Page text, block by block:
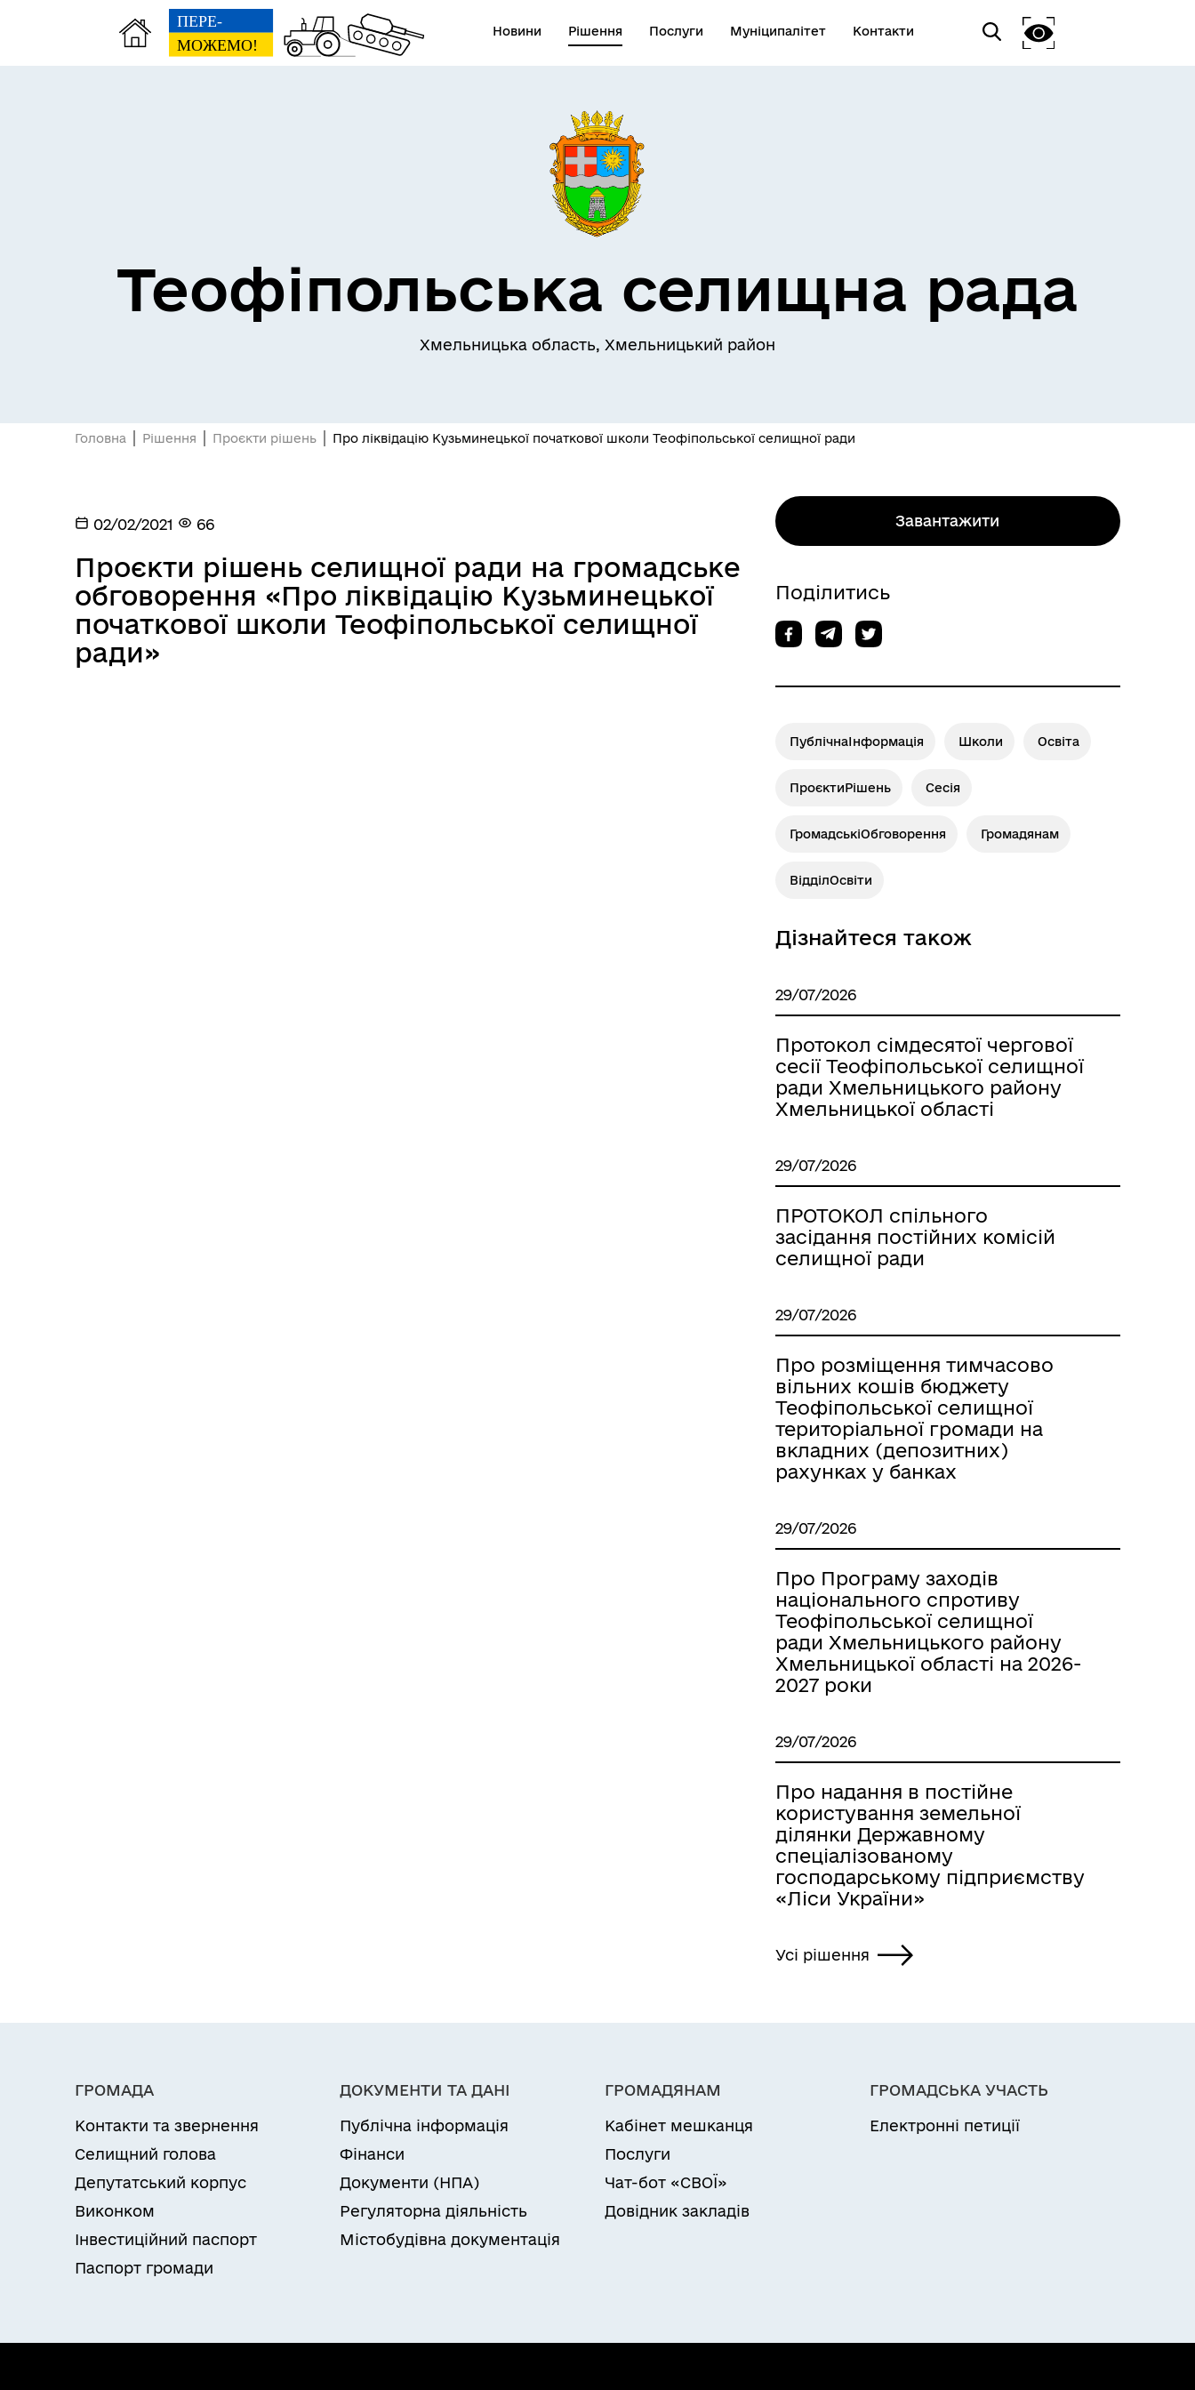
Новини Рішення Послуги Муніципалітет Контакти
Теофіпольська селищна рада
Хмельницька область, Хмельницький район
Головна Рішення Проєкти рішень Про ліквідацію Кузьминецької початкової школи Теофіпольської селищної ради
02/02/2021 66
Проєкти рішень селищної ради на громадське
обговорення «Про ліквідацію Кузьминецької
початкової школи Теофіпольської селищної
ради»
Завантажити
Поділитись
ПублічнаІнформація Школи Освіта
ПроєктиРішень Сесія
ГромадськіОбговорення Громадянам
ВідділОсвіти
Дізнайтеся також
29/07/2026
Протокол сімдесятої чергової
сесії Теофіпольської селищної
ради Хмельницького району
Хмельницької області
29/07/2026
ПРОТОКОЛ спільного
засідання постійних комісій
селищної ради
29/07/2026
Про розміщення тимчасово
вільних кошів бюджету
Теофіпольської селищної
територіальної громади на
вкладних (депозитних)
рахунках у банках
29/07/2026
Про Програму заходів
національного спротиву
Теофіпольської селищної
ради Хмельницького району
Хмельницької області на 2026-
2027 роки
29/07/2026
Про надання в постійне
користування земельної
ділянки Державному
спеціалізованому
господарському підприємству
«Ліси України»
Усі рішення
ГРОМАДА
Контакти та звернення
Селищний голова
Депутатський корпус
Виконком
Інвестиційний паспорт
Паспорт громади
ДОКУМЕНТИ ТА ДАНІ
Публічна інформація
Фінанси
Документи (НПА)
Регуляторна діяльність
Містобудівна документація
ГРОМАДЯНАМ
Кабінет мешканця
Послуги
Чат-бот «СВОЇ»
Довідник закладів
ГРОМАДСЬКА УЧАСТЬ
Електронні петиції